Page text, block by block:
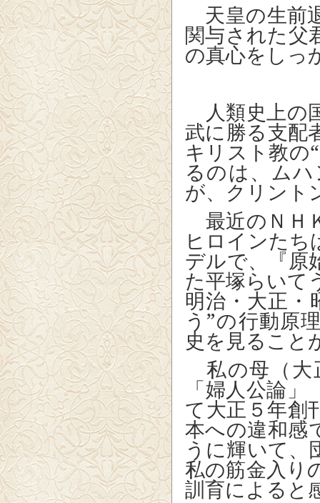
天皇の生前
関与された父
の真心をしっ
人類史上の
武に勝る支配
キリスト教の
るのは、ム
が、クリント
最近のＮＨ
ヒロインたち
デルで、『原
た平塚らいて
明治・大正・
う”の行動原
史を見ること
私の母（大
「婦人公論
て大正５年創
本への違和感
うに輝いて、
私の筋金入り
訓育によると